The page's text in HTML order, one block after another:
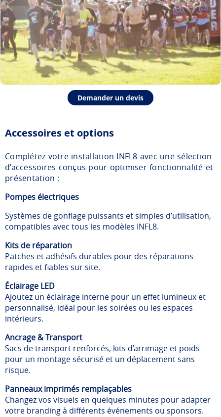
Demander un devis
Accessoires et options
Complétez votre installation INFL8 avec une sélection
d’accessoires conçus pour optimiser fonctionnalité et
présentation :
Pompes électriques
Systèmes de gonflage puissants et simples d’utilisation,
compatibles avec tous les modèles INFL8.
Kits de réparation
Patches et adhésifs durables pour des réparations
rapides et fiables sur site.
Éclairage LED
Ajoutez un éclairage interne pour un effet lumineux et
personnalisé, idéal pour les soirées ou les espaces
intérieurs.
Ancrage & Transport
Sacs de transport renforcés, kits d’arrimage et poids
pour un montage sécurisé et un déplacement sans
risque.
Panneaux imprimés remplaçables
Changez vos visuels en quelques minutes pour adapter
votre branding à différents événements ou sponsors.